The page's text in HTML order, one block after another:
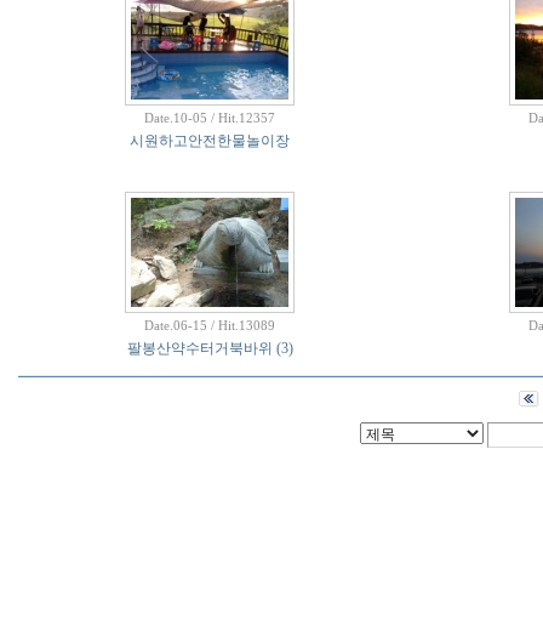
Date.10-05 / Hit.12357
시원하고안전한물놀이장
Date.06-15 / Hit.13089
팔봉산약수터거북바위 (3)